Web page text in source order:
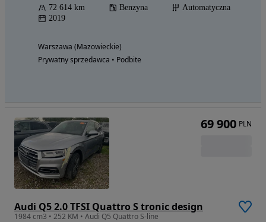
72 614 km Benzyna
Automatyczna
2019
Warszawa (Mazowieckie)
Prywatny sprzedawca • Podbite
Audi Q5 2.0 TFSI Quattro S tronic design
1984 cm3 • 252 KM • Audi Q5 Quattro S-line
69 900 PLN